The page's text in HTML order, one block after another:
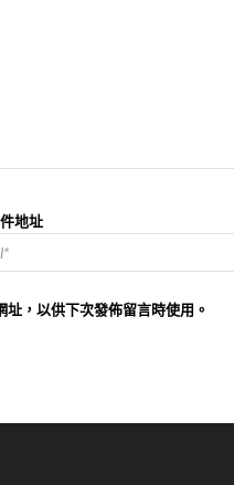
地址
，以供下次發佈留言時使用。